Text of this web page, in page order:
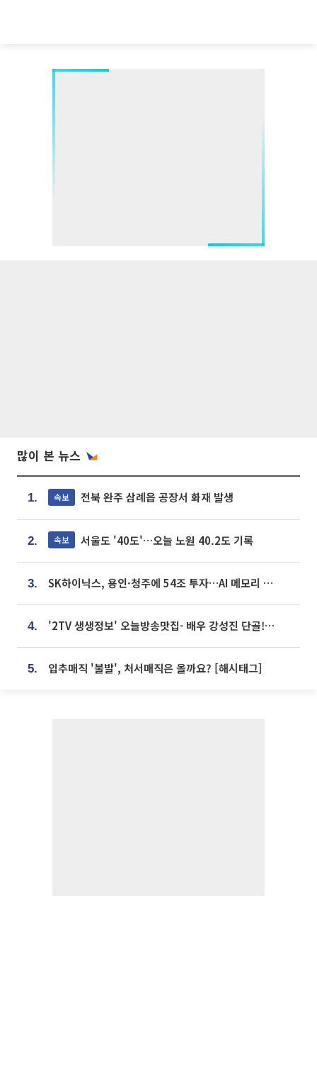
많이 본 뉴스
1. 속보 전북 완주 삼례읍 공장서 화재 발생
2. 속보 서울도 '40도'…오늘 노원 40.2도 기록
3. SK하이닉스, 용인·청주에 54조 투자…AI 메모리 생산기지 키운다
4. '2TV 생생정보' 오늘방송맛집- 배우 강성진 단골! 쌀국수ㆍ푸팟퐁 커리 맛집 '블○○○'
5. 입추매직 '불발', 처서매직은 올까요? [해시태그]